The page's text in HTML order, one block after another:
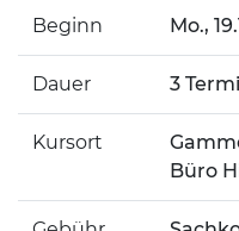
Beginn Mo.,
Dauer 3
Kursort
Büro